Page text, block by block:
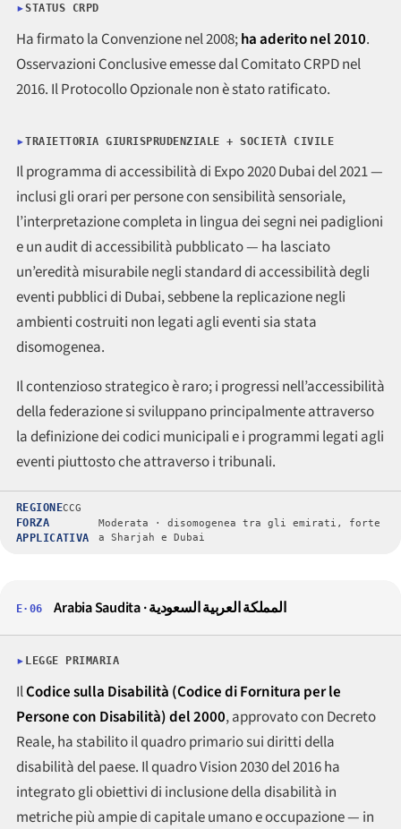
STATUS CRPD
Ha firmato la Convenzione nel 2008;ha aderito nel 2010.
Osservazioni Conclusive emesse dal Comitato CRPD nel
2016. Il Protocollo Opzionale non è stato ratificato.
TRAIETTORIA GIURISPRUDENZIALE + SOCIETÀ CIVILE
Il programma di accessibilità di Expo 2020 Dubai del 2021 —
inclusi gli orari per persone con sensibilità sensoriale,
l’interpretazione completa in lingua dei segni nei padiglioni
e un audit di accessibilità pubblicato — ha lasciato
un’eredità misurabile negli standard di accessibilità degli
eventi pubblici di Dubai, sebbene la replicazione negli
ambienti costruiti non legati agli eventi sia stata
disomogenea.
Il contenzioso strategico è raro; i progressi nell’accessibilità
della federazione si sviluppano principalmente attraverso
la definizione dei codici municipali e i programmi legati agli
eventi piuttosto che attraverso i tribunali.
REGIONECCG
FORZA
APPLICATIVA
Moderata · disomogenea tra gli emirati, forte
a Sharjah e Dubai
E·06 Arabia Saudita · المملكة العربية السعودية
LEGGE PRIMARIA
IlCodice sulla Disabilità (Codice di Fornitura per le
Persone con Disabilità) del 2000, approvato con Decreto
Reale, ha stabilito il quadro primario sui diritti della
disabilità del paese. Il quadro Vision 2030 del 2016 ha
integrato gli obiettivi di inclusione della disabilità in
metriche più ampie di capitale umano e occupazione — in